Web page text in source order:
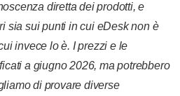
diretta dei prodotti, e
sia sui punti in cui eDesk non è
invece lo è. I prezzi e le
a giugno 2026, ma potrebbero
di provare diverse